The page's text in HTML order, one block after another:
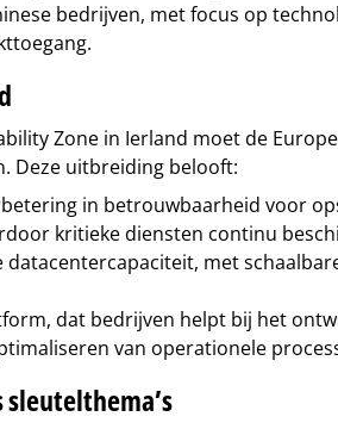
bedrijven, met focus op
Zone in Ierland moet de
Deze uitbreiding belooft:
in betrouwbaarheid voor
kritieke diensten continu
datacentercapaciteit, met
dat bedrijven helpt bij het
van operationele